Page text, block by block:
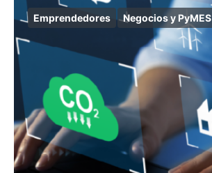
Emprendedores Negocios y PyMES